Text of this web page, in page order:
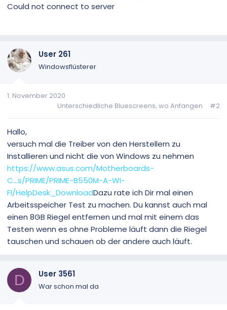
Could not connect to server
User 261
Windowsflüsterer
1. November 2020
Unterschiedliche Bluescreens, wo Anfangen
#2
Hallo,
versuch mal die Treiber von den Herstellern zu
Installieren und nicht die von Windows zu nehmen
https://www.asus.com/Motherboards-
C...s/PRIME/PRIME-B550M-A-WI-
FI/HelpDesk_DownloadDazu rate ich Dir mal einen
Arbeitsspeicher Test zu machen. Du kannst auch mal
einen 8GB Riegel entfernen und mal mit einem das
Testen wenn es ohne Probleme läuft dann die Riegel
tauschen und schauen ob der andere auch läuft.
D User 3561
War schon mal da